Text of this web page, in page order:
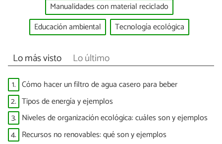
Manualidades con material reciclado
Educación ambiental
Tecnología ecológica
Lo más visto Lo último
1. Cómo hacer un filtro de agua casero para beber
2. Tipos de energía y ejemplos
3. Niveles de organización ecológica: cuáles son y ejemplos
4. Recursos no renovables: qué son y ejemplos